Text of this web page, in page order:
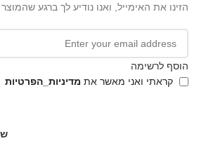
הזינו את האימייל, ואנו נודיע לך ברגע שהמוצר
הוסף לרשימה
קראתי ואני מאשר את מדיניות_הפרטיות